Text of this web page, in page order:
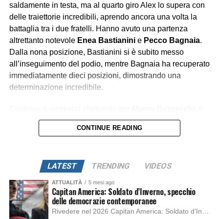
saldamente in testa, ma al quarto giro Alex lo supera con
delle traiettorie incredibili, aprendo ancora una volta la
battaglia tra i due fratelli. Hanno avuto una partenza
altrettanto notevole Enea Bastianinie Pecco Bagnaia.
Dalla nona posizione, Bastianini si è subito messo
all’inseguimento del podio, mentre Bagnaia ha recuperato
immediatamente dieci posizioni, dimostrando una
determinazione incredibile.
quale a causa di un contatto conFranco Morbidelli
caduto, finendo a terra anche Fabio Di Giannantonio
A metà gara, l’inseguimento di
del team Gresini si fa sempre più serrato. Il numero 73
non può permettersi il minimo errore se vuole mantenere
il vantaggio. A pochi giri dalla fine, il Gran Premio si
CONTINUE READING
LATEST TRENDING VIDEOS
ATTUALITÀ 5 mesi ago
Capitan America: Soldato d’Inverno, specchio
delle democrazie contemporanee